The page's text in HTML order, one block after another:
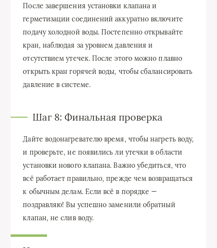
После завершения установки клапана и
герметизации соединений аккуратно включите
подачу холодной воды. Постепенно открывайте
кран, наблюдая за уровнем давления и
отсутствием утечек. После этого можно плавно
открыть кран горячей воды, чтобы сбалансировать
давление в системе.
Шаг 8: Финальная проверка
Дайте водонагревателю время, чтобы нагреть воду,
и проверьте, не появились ли утечки в области
установки нового клапана. Важно убедиться, что
всё работает правильно, прежде чем возвращаться
к обычным делам. Если всё в порядке —
поздравляю! Вы успешно заменили обратный
клапан, не слив воду.